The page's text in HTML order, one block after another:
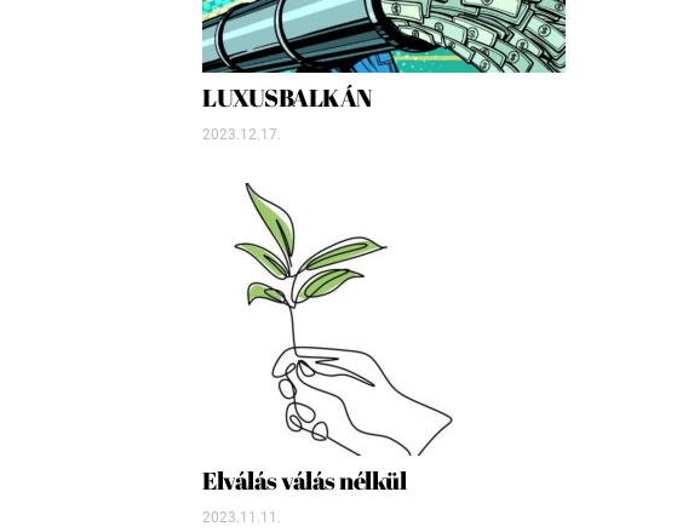
LUXUSBALKÁN
2023.12.17.
Elválás válás nélkül
2023.11.11.